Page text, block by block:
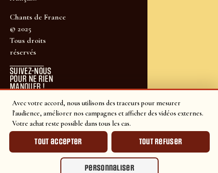
Avec votre accord, nous utilisons des traceurs pour mesurer
l'audience, améliorer nos campagnes et afficher des vidéos externes.
Votre achat reste possible dans tous les cas.
Tout accepter Tout refuser
Personnaliser
Chants de France
© 2025
Tous droits
réservés
SUIVEZ-NOUS
POUR NE RIEN
MANQUER !